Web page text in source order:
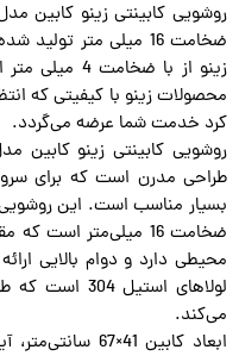
ضخامت 16 میلی متر
زینو از با
محصولات زینو با کیفیتی که
کرد خدمت شما عرضه می‌گردد.
طراحی مدرن است که برای
ضخامت 16 میلی‌متر
محیطی دارد و دوام بالایی
لولاهای
می‌کند.